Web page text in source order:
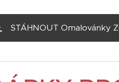
STÁHNOUT Omalovánky